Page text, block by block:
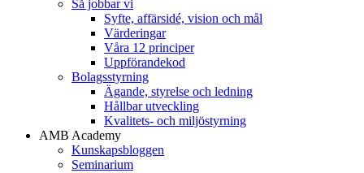
Så jobbar vi
Syfte, affärsidé, vision och mål
Värderingar
Våra 12 principer
Uppförandekod
Bolagsstyrning
Ägande, styrelse och ledning
Hållbar utveckling
Kvalitets- och miljöstyrning
AMB Academy
Kunskapsbloggen
Seminarium